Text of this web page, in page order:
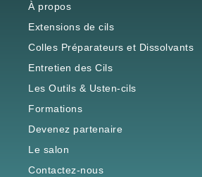
À propos
Extensions de cils
Colles Préparateurs et Dissolvants
Entretien des Cils
Les Outils & Usten-cils
Formations
Devenez partenaire
Le salon
Contactez-nous